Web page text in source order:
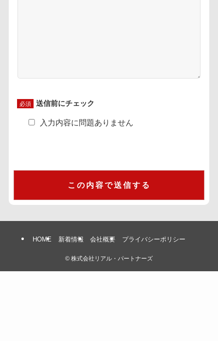
必須 送信前にチェック
入力内容に問題ありません
HOME 新着情報 会社概要 プライバシーポリシー
© 株式会社リアル・パートナーズ